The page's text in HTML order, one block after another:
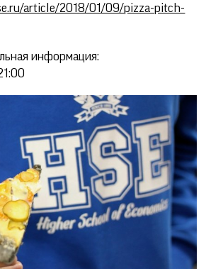
article/2018/01/09/pizza-pitch-
информация: